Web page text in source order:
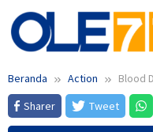
Loncat
ke
konten
Beranda Action
Blood
Sharer
Tweet